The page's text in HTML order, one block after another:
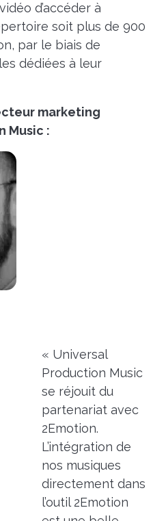
d’accéder à
soit plus de 900
par le biais de
dédiées à leur
marketing
Music :
« Universal
Production Music
se réjouit du
partenariat avec
2Emotion.
L’intégration de
nos musiques
directement dans
l’outil 2Emotion